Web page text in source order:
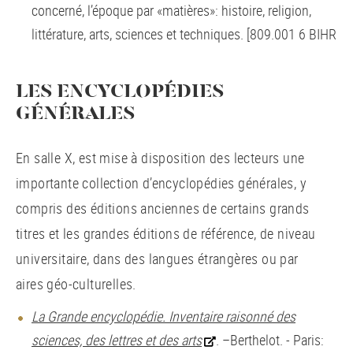
concerné, l’époque par «matières»: histoire, religion,
littérature, arts, sciences et techniques. [809.001 6 BIHR
LES ENCYCLOPÉDIES
GÉNÉRALES
En salle X, est mise à disposition des lecteurs une
importante collection d’encyclopédies générales, y
compris des éditions anciennes de certains grands
titres et les grandes éditions de référence, de niveau
universitaire, dans des langues étrangères ou par
aires géo-culturelles.
La Grande encyclopédie. Inventaire raisonné des
sciences, des lettres et des arts
. –Berthelot. - Paris: